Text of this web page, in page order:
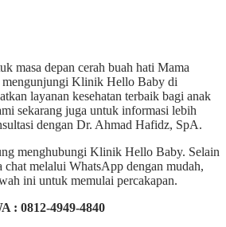
masa depan cerah buah hati Mama
mengunjungi Klinik Hello Baby di
layanan kesehatan terbaik bagi anak
sekarang juga untuk informasi lebih
dengan Dr. Ahmad Hafidz, SpA.
menghubungi Klinik Hello Baby. Selain
chat melalui WhatsApp dengan mudah,
ini untuk memulai percakapan.
: 0812-4949-4840